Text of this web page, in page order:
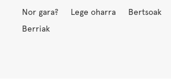
Nor gara? Lege oharra Bertsoak
Berriak